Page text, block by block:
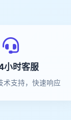
小时客服
术支持，快速响应